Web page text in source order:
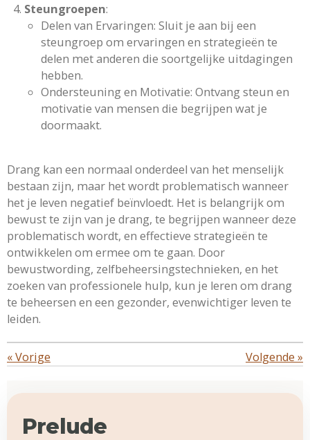
Steungroepen:
Delen van Ervaringen: Sluit je aan bij een
steungroep om ervaringen en strategieën te
delen met anderen die soortgelijke uitdagingen
hebben.
Ondersteuning en Motivatie: Ontvang steun en
motivatie van mensen die begrijpen wat je
doormaakt.
Drang kan een normaal onderdeel van het menselijk
bestaan zijn, maar het wordt problematisch wanneer
het je leven negatief beïnvloedt. Het is belangrijk om
bewust te zijn van je drang, te begrijpen wanneer deze
problematisch wordt, en effectieve strategieën te
ontwikkelen om ermee om te gaan. Door
bewustwording, zelfbeheersingstechnieken, en het
zoeken van professionele hulp, kun je leren om drang
te beheersen en een gezonder, evenwichtiger leven te
leiden.
«Vorige Volgende »
Prelude